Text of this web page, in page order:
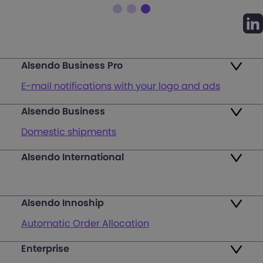
Alsendo Business Pro
E-mail notifications with your logo and ads
Ads on the order tracking page
Map of PUDO points
Login
Alsendo Business
Domestic shipments
Fast & Secure International Courier Services
Pallets & half pallets
Alsendo International
Alsendo Innoship
Automatic Order Allocation
Generate Shipping Labels
Enterprise